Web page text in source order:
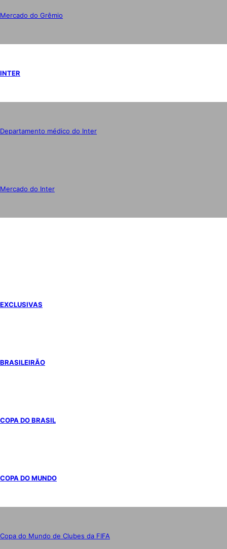
Mercado do Grêmio
INTER
Departamento médico do Inter
Mercado do Inter
EXCLUSIVAS
BRASILEIRÃO
COPA DO BRASIL
COPA DO MUNDO
Copa do Mundo de Clubes da FIFA